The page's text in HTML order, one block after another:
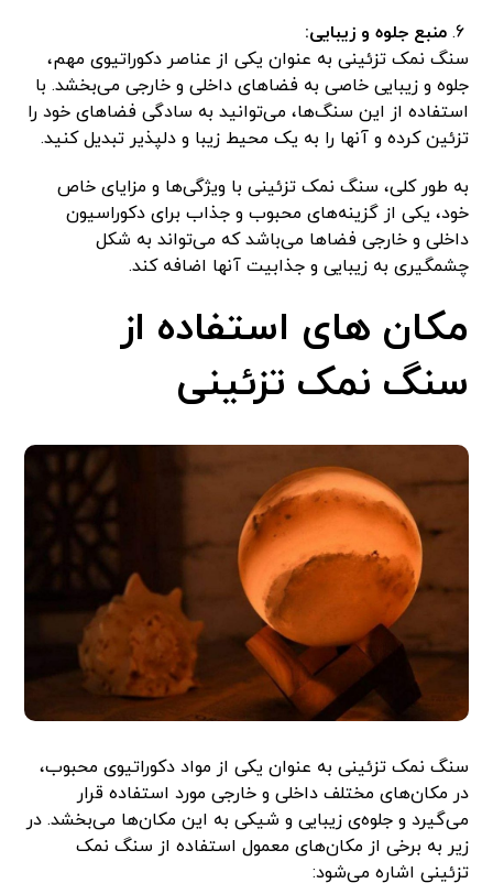
منبع جلوه و زیبایی:
سنگ نمک تزئینی به عنوان یکی از عناصر دکوراتیوی مهم،
جلوه و زیبایی خاصی به فضاهای داخلی و خارجی می‌بخشد. با
استفاده از این سنگ‌ها، می‌توانید به سادگی فضاهای خود را
تزئین کرده و آنها را به یک محیط زیبا و دلپذیر تبدیل کنید.
به طور کلی، سنگ نمک تزئینی با ویژگی‌ها و مزایای خاص
خود، یکی از گزینه‌های محبوب و جذاب برای دکوراسیون
داخلی و خارجی فضاها می‌باشد که می‌تواند به شکل
چشمگیری به زیبایی و جذابیت آنها اضافه کند.
مکان های استفاده از
سنگ نمک تزئینی
سنگ نمک تزئینی به عنوان یکی از مواد دکوراتیوی محبوب،
در مکان‌های مختلف داخلی و خارجی مورد استفاده قرار
می‌گیرد و جلوه‌ی زیبایی و شیکی به این مکان‌ها می‌بخشد. در
زیر به برخی از مکان‌های معمول استفاده از سنگ نمک
تزئینی اشاره می‌شود: